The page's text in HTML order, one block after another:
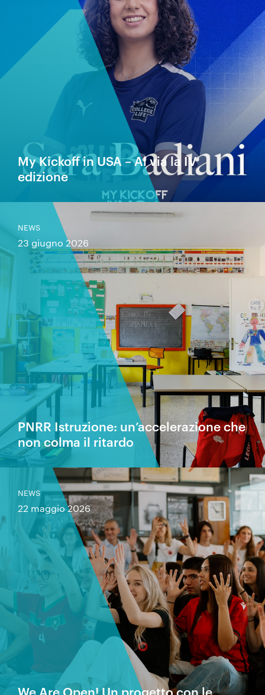
My Kickoff in USA – Al via la IV
edizione
NEWS
23 giugno 2026
PNRR Istruzione: un’accelerazione che
non colma il ritardo
NEWS
22 maggio 2026
We Are Open! Un progetto con le